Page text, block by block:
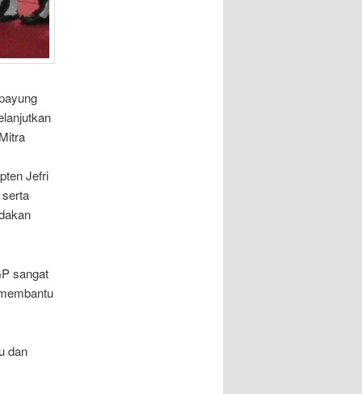
Jefri
sangat
dan